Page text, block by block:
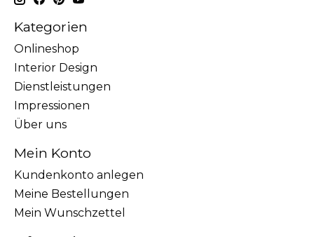
Kategorien
Onlineshop
Interior Design
Dienstleistungen
Impressionen
Über uns
Mein Konto
Kundenkonto anlegen
Meine Bestellungen
Mein Wunschzettel